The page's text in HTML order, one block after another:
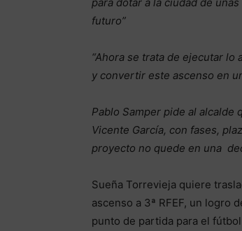
para dotar a la ciudad de
futuro”
“Ahora se trata de ejecutar
y convertir este ascenso en
Pablo Samper pide al
Vicente García, con fases,
proyecto no quede en una
Sueña Torrevieja quiere
ascenso a 3ª RFEF, un logro
punto de partida para el